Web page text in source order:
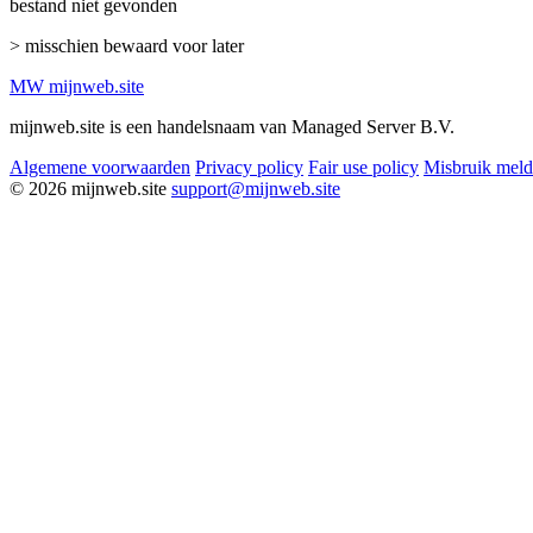
bestand niet gevonden
> misschien bewaard voor later
MW mijnweb.site
mijnweb.site is een handelsnaam van Managed Server B.V.
Algemene voorwaarden Privacy policy Fair use policy Misbruik
© 2026 mijnweb.site support@mijnweb.site